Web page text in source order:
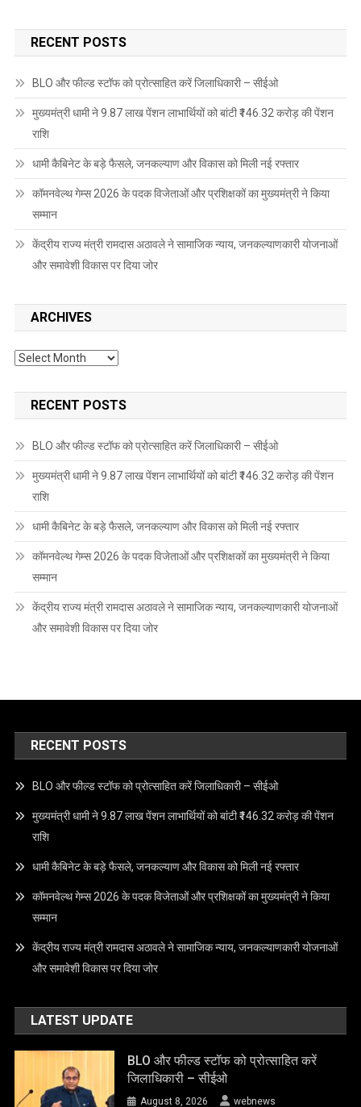
RECENT POSTS
BLO और फील्ड स्टॉफ को प्रोत्साहित करें जिलाधिकारी – सीईओ
मुख्यमंत्री धामी ने 9.87 लाख पेंशन लाभार्थियों को बांटी ₹146.32 करोड़ की पेंशन
राशि
धामी कैबिनेट के बड़े फैसले, जनकल्याण और विकास को मिली नई रफ्तार
कॉमनवेल्थ गेम्स 2026 के पदक विजेताओं और प्रशिक्षकों का मुख्यमंत्री ने किया
सम्मान
केंद्रीय राज्य मंत्री रामदास अठावले ने सामाजिक न्याय, जनकल्याणकारी योजनाओं
और समावेशी विकास पर दिया जोर
ARCHIVES
Archives
RECENT POSTS
BLO और फील्ड स्टॉफ को प्रोत्साहित करें जिलाधिकारी – सीईओ
मुख्यमंत्री धामी ने 9.87 लाख पेंशन लाभार्थियों को बांटी ₹146.32 करोड़ की पेंशन
राशि
धामी कैबिनेट के बड़े फैसले, जनकल्याण और विकास को मिली नई रफ्तार
कॉमनवेल्थ गेम्स 2026 के पदक विजेताओं और प्रशिक्षकों का मुख्यमंत्री ने किया
सम्मान
केंद्रीय राज्य मंत्री रामदास अठावले ने सामाजिक न्याय, जनकल्याणकारी योजनाओं
और समावेशी विकास पर दिया जोर
RECENT POSTS
BLO और फील्ड स्टॉफ को प्रोत्साहित करें जिलाधिकारी – सीईओ
मुख्यमंत्री धामी ने 9.87 लाख पेंशन लाभार्थियों को बांटी ₹146.32 करोड़ की पेंशन
राशि
धामी कैबिनेट के बड़े फैसले, जनकल्याण और विकास को मिली नई रफ्तार
कॉमनवेल्थ गेम्स 2026 के पदक विजेताओं और प्रशिक्षकों का मुख्यमंत्री ने किया
सम्मान
केंद्रीय राज्य मंत्री रामदास अठावले ने सामाजिक न्याय, जनकल्याणकारी योजनाओं
और समावेशी विकास पर दिया जोर
LATEST UPDATE
BLO और फील्ड स्टॉफ को प्रोत्साहित करें
जिलाधिकारी – सीईओ
August 8, 2026 webnews